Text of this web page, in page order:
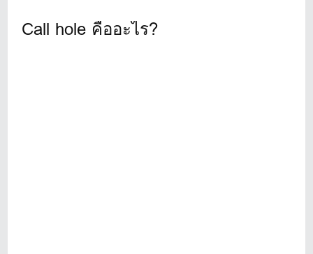
Call hole คืออะไร?